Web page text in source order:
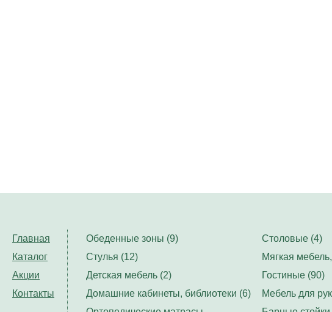
Главная
Каталог
Акции
Контакты
Обеденные зоны (9) Столовые (4)
Стулья (12)
Мягкая
Детская мебель (2)
Гостиные (90)
Домашние кабинеты, библиотеки (6)
Мебель для